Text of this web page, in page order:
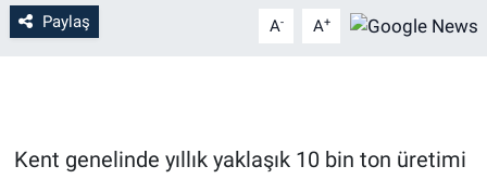
Paylaş A- A+
Kent genelinde yıllık yaklaşık 10 bin ton üretimi